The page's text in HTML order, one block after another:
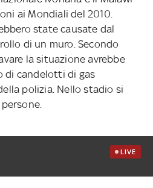
ai Mondiali del 2010.
state causate dal
di un muro. Secondo
la situazione avrebbe
di candelotti di gas
polizia. Nello stadio si
LIVE